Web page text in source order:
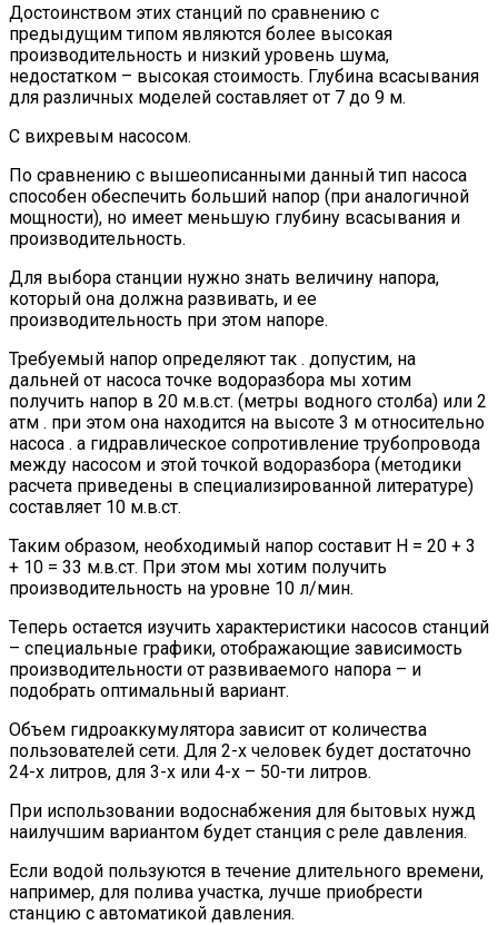
Достоинством этих станций по сравнению с
предыдущим типом являются более высокая
производительность и низкий уровень шума,
недостатком – высокая стоимость. Глубина всасывания
для различных моделей составляет от 7 до 9 м.
С вихревым насосом.
По сравнению с вышеописанными данный тип насоса
способен обеспечить больший напор (при аналогичной
мощности), но имеет меньшую глубину всасывания и
производительность.
Для выбора станции нужно знать величину напора,
который она должна развивать, и ее
производительность при этом напоре.
Требуемый напор определяют так . допустим, на
дальней от насоса точке водоразбора мы хотим
получить напор в 20 м.в.ст. (метры водного столба) или 2
атм . при этом она находится на высоте 3 м относительно
насоса . а гидравлическое сопротивление трубопровода
между насосом и этой точкой водоразбора (методики
расчета приведены в специализированной литературе)
составляет 10 м.в.ст.
Таким образом, необходимый напор составит H = 20 + 3
+ 10 = 33 м.в.ст. При этом мы хотим получить
производительность на уровне 10 л/мин.
Теперь остается изучить характеристики насосов станций
– специальные графики, отображающие зависимость
производительности от развиваемого напора – и
подобрать оптимальный вариант.
Объем гидроаккумулятора зависит от количества
пользователей сети. Для 2-х человек будет достаточно
24-х литров, для 3-х или 4-х – 50-ти литров.
При использовании водоснабжения для бытовых нужд
наилучшим вариантом будет станция с реле давления.
Если водой пользуются в течение длительного времени,
например, для полива участка, лучше приобрести
станцию с автоматикой давления.